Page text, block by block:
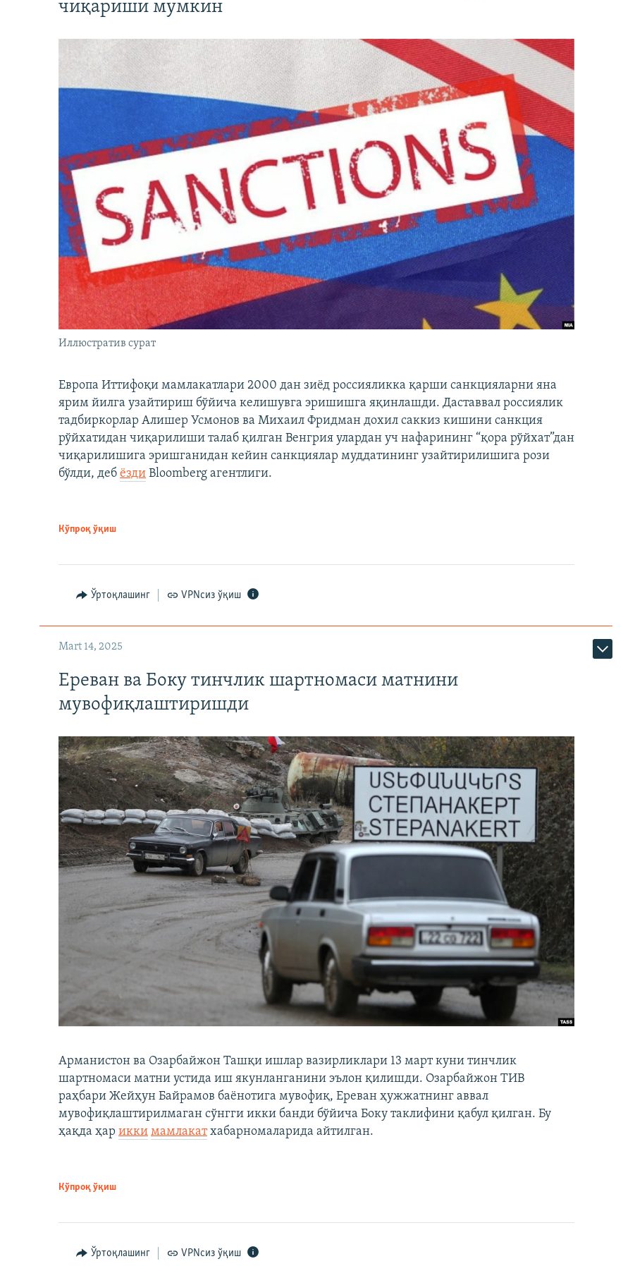
чиқариши мумкин
Иллюстратив сурат
Европа Иттифоқи мамлакатлари 2000 дан зиёд россияликка қарши санкцияларни яна
ярим йилга узайтириш бўйича келишувга эришишга яқинлашди. Даставвал россиялик
тадбиркорлар Алишер Усмонов ва Михаил Фридман дохил саккиз кишини санкция
рўйхатидан чиқарилиши талаб қилган Венгрия улардан уч нафарининг “қора рўйхат”дан
чиқарилишига эришганидан кейин санкциялар муддатининг узайтирилишига рози
бўлди, деб ёзди Bloomberg агентлиги.
Кўпроқ ўқиш
Ўртоқлашинг VPNсиз ўқиш
Mart 14, 2025
Ереван ва Боку тинчлик шартномаси матнини
мувофиқлаштиришди
Арманистон ва Озарбайжон Ташқи ишлар вазирликлари 13 март куни тинчлик
шартномаси матни устида иш якунланганини эълон қилишди. Озарбайжон ТИВ
раҳбари Жейҳун Байрамов баёнотига мувофиқ, Ереван ҳужжатнинг аввал
мувофиқлаштирилмаган сўнгги икки банди бўйича Боку таклифини қабул қилган. Бу
ҳақда ҳар икки мамлакатхабарномаларида айтилган.
Кўпроқ ўқиш
Ўртоқлашинг VPNсиз ўқиш